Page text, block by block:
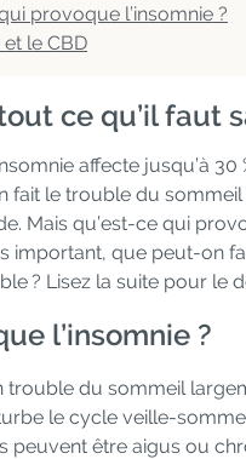
provoque l’insomnie ?
et le CBD
ce qu’il faut
affecte jusqu’à 30
fait le trouble du
Mais qu’est-ce qui
important, que peut-on
? Lisez la suite pour le
l’insomnie ?
trouble du sommeil
le cycle veille-
peuvent être aigus ou